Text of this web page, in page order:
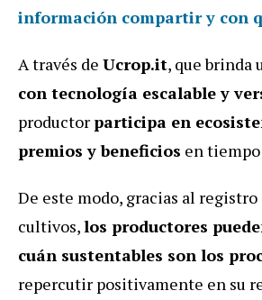
información compartir y con
A través de Ucrop.it, que brinda
con tecnología escalable y
productorparticipa en
premios y beneficios en
De este modo, gracias al
cultivos,los productores
cuán sustentables son los
repercutir positivamente en su